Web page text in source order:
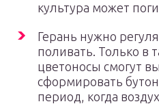
культура может
Герань нужно
поливать. Только в
цветоносы смогут
сформировать
период, когда